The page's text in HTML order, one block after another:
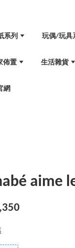
系列 玩偶/玩具
佈置 生活雜貨
網
aime